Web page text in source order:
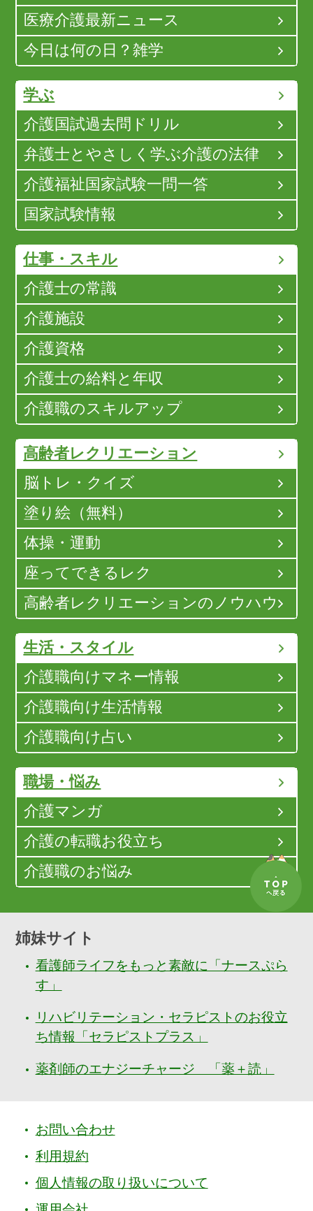
医療介護最新ニュース
今日は何の日？雑学
学ぶ
介護国試過去問ドリル
弁護士とやさしく学ぶ介護の法律
介護福祉国家試験一問一答
国家試験情報
仕事・スキル
介護士の常識
介護施設
介護資格
介護士の給料と年収
介護職のスキルアップ
高齢者レクリエーション
脳トレ・クイズ
塗り絵（無料）
体操・運動
座ってできるレク
高齢者レクリエーションのノウハウ
生活・スタイル
介護職向けマネー情報
介護職向け生活情報
介護職向け占い
職場・悩み
介護マンガ
介護の転職お役立ち
介護職のお悩み
姉妹サイト
看護師ライフをもっと素敵に「ナースぷら
す」
リハビリテーション・セラピストのお役立
ち情報「セラピストプラス」
薬剤師のエナジーチャージ 「薬＋読」
お問い合わせ
利用規約
個人情報の取り扱いについて